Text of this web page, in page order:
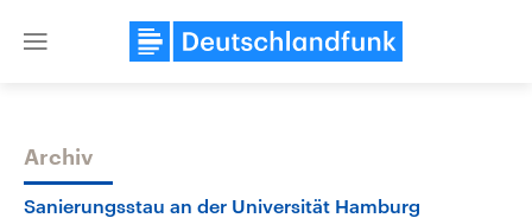
Close
Themen
Archiv
Sanierungsstau an der Universität Hamburg